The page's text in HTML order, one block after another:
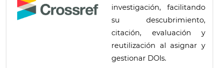
investigación, facilitando
su descubrimiento,
citación, evaluación y
reutilización al asignar y
gestionar DOIs.